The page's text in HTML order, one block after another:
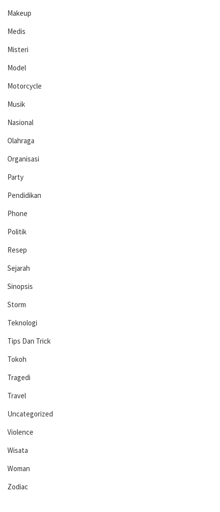
Makeup
Medis
Misteri
Model
Motorcycle
Musik
Nasional
Olahraga
Organisasi
Party
Pendidikan
Phone
Politik
Resep
Sejarah
Sinopsis
Storm
Teknologi
Tips Dan Trick
Tokoh
Tragedi
Travel
Uncategorized
Violence
Wisata
Woman
Zodiac